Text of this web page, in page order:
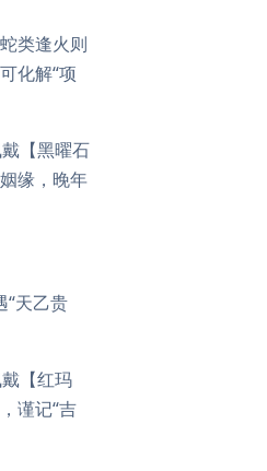
类逢火则
化解“项
【黑曜石
缘，晚年
“天乙贵
【红玛
谨记“吉